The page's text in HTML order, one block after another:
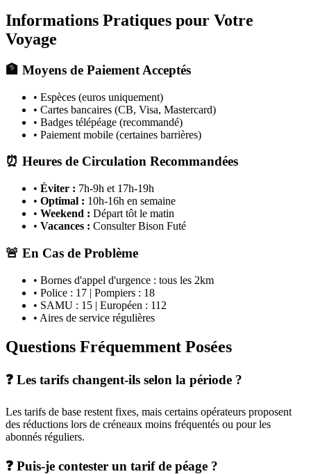
Informations Pratiques pour Votre
Voyage
🏦 Moyens de Paiement Acceptés
• Espèces (euros uniquement)
• Cartes bancaires (CB, Visa, Mastercard)
• Badges télépéage (recommandé)
• Paiement mobile (certaines barrières)
⏰ Heures de Circulation Recommandées
• Éviter : 7h-9h et 17h-19h
• Optimal : 10h-16h en semaine
• Weekend : Départ tôt le matin
• Vacances : Consulter Bison Futé
🚨 En Cas de Problème
• Bornes d'appel d'urgence : tous les 2km
• Police : 17 | Pompiers : 18
• SAMU : 15 | Européen : 112
• Aires de service régulières
Questions Fréquemment Posées
❓ Les tarifs changent-ils selon la période ?
Les tarifs de base restent fixes, mais certains opérateurs proposent
des réductions lors de créneaux moins fréquentés ou pour les
abonnés réguliers.
❓ Puis-je contester un tarif de péage ?